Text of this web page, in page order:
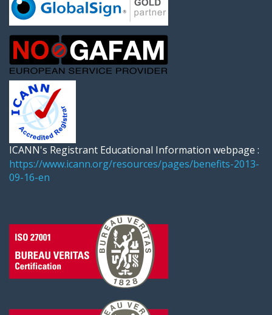
ICANN's Registrant Educational Information webpage :
https://www.icann.org/resources/pages/benefits-2013-
09-16-en